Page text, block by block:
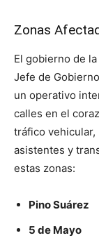
Zonas
El gobierno de
Jefe de
un operativo
calles en el
tráfico vehicular,
asistentes y
estas zonas:
Pino Suárez
5 de Mayo